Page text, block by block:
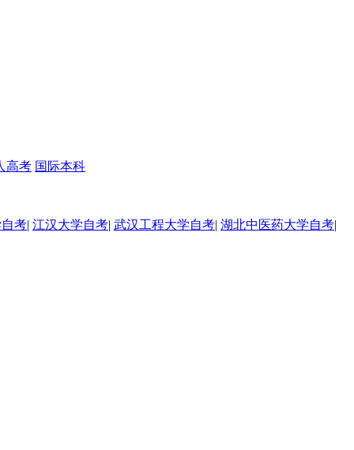
高考 国际本科
考| 江汉大学自考| 武汉工程大学自考| 湖北中医药大学自考|